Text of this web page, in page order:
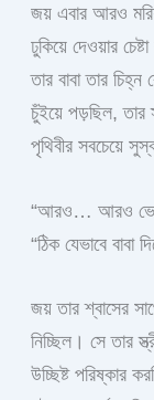
জয় এবার আরও
ঢুকিয়ে দেওয়ার
তার বাবা তার
চুঁইয়ে পড়ছিল, তার
পৃথিবীর সবচেয়ে
“আরও… আরও
“ঠিক যেভাবে
জয় তার শ্বাসের
নিচ্ছিল। সে তার
উচ্ছিষ্ট পরিষ্কার